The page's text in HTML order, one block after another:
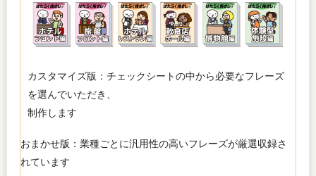
カスタマイズ版 ：チェックシートの中から必要なフレーズ
を選んでいただき、
制作します
おまかせ版 ：業種ごとに汎用性の高いフレーズが厳選収録さ
れています